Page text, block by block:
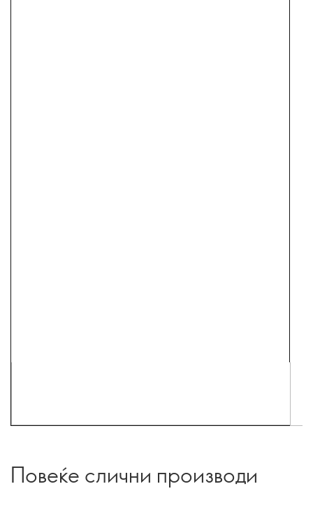
Повеќе слични производи